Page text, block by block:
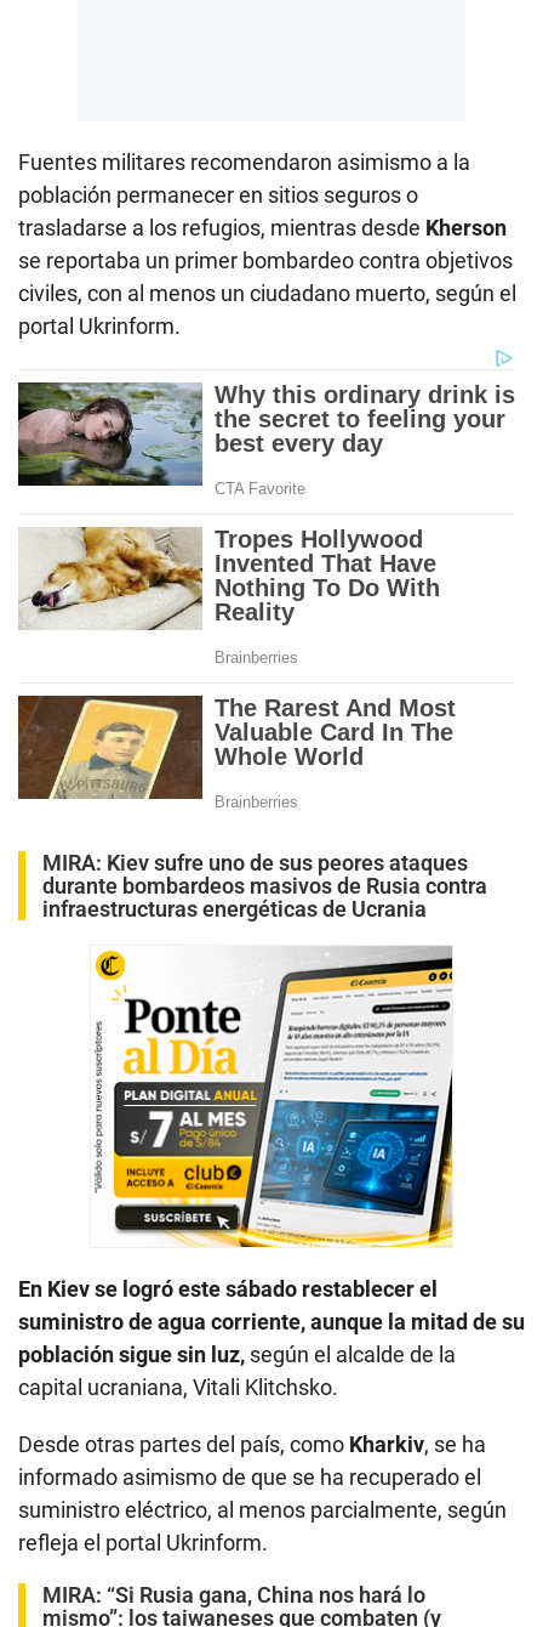
Fuentes militares recomendaron asimismo a la
población permanecer en sitios seguros o
trasladarse a los refugios, mientras desde Kherson
se reportaba un primer bombardeo contra objetivos
civiles, con al menos un ciudadano muerto, según el
portal Ukrinform.
MIRA: Kiev sufre uno de sus peores ataques
durante bombardeos masivos de Rusia contra
infraestructuras energéticas de Ucrania
En Kiev se logró este sábado restablecer el
suministro de agua corriente, aunque la mitad de su
población sigue sin luz, según el alcalde de la
capital ucraniana, Vitali Klitchsko.
Desde otras partes del país, como Kharkiv, se ha
informado asimismo de que se ha recuperado el
suministro eléctrico, al menos parcialmente, según
refleja el portal Ukrinform.
MIRA: “Si Rusia gana, China nos hará lo
mismo”: los taiwaneses que combaten (y